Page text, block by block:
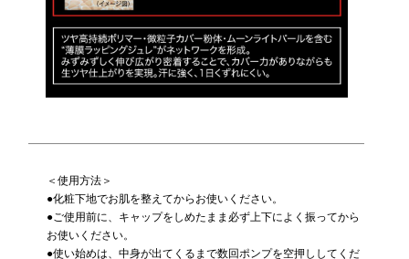
＜使用方法＞
●化粧下地でお肌を整えてからお使いください。
●ご使用前に、キャップをしめたまま必ず上下によく振ってから
お使いください。
●使い始めは、中身が出てくるまで数回ポンプを空押ししてくだ